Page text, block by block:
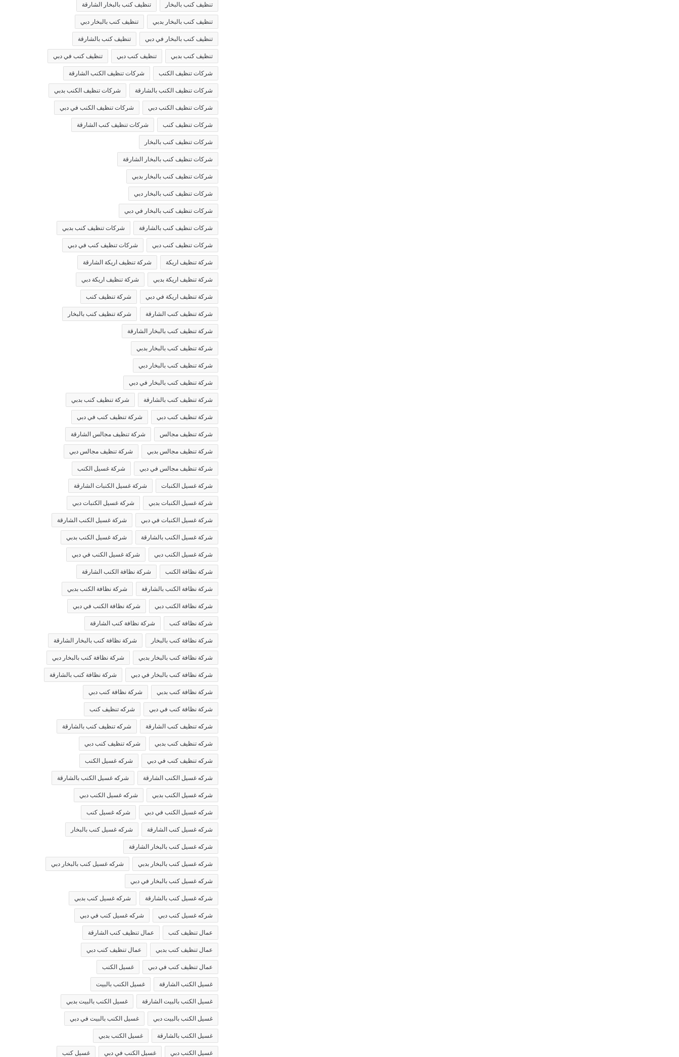
تنظيف كنب بالبخار تنظيف كنب بالبخار الشارقة
تنظيف كنب بالبخار بدبي تنظيف كنب بالبخار دبي
تنظيف كنب بالبخار في دبي تنظيف كنب بالشارقة
تنظيف كنب بدبي تنظيف كنب دبي تنظيف كنب في دبي
شركات تنظيف الكنب شركات تنظيف الكنب الشارقة
شركات تنظيف الكنب بالشارقة شركات تنظيف الكنب بدبي
شركات تنظيف الكنب دبي شركات تنظيف الكنب في دبي
شركات تنظيف كنب شركات تنظيف كنب الشارقة
شركات تنظيف كنب بالبخار
شركات تنظيف كنب بالبخار الشارقة
شركات تنظيف كنب بالبخار بدبي
شركات تنظيف كنب بالبخار دبي
شركات تنظيف كنب بالبخار في دبي
شركات تنظيف كنب بالشارقة شركات تنظيف كنب بدبي
شركات تنظيف كنب دبي شركات تنظيف كنب في دبي
شركة تنظيف اريكة شركة تنظيف اريكة الشارقة
شركة تنظيف اريكة بدبي شركة تنظيف اريكة دبي
شركة تنظيف اريكة في دبي شركة تنظيف كنب
شركة تنظيف كنب الشارقة شركة تنظيف كنب بالبخار
شركة تنظيف كنب بالبخار الشارقة
شركة تنظيف كنب بالبخار بدبي
شركة تنظيف كنب بالبخار دبي
شركة تنظيف كنب بالبخار في دبي
شركة تنظيف كنب بالشارقة شركة تنظيف كنب بدبي
شركة تنظيف كنب دبي شركة تنظيف كنب في دبي
شركة تنظيف مجالس شركة تنظيف مجالس الشارقة
شركة تنظيف مجالس بدبي شركة تنظيف مجالس دبي
شركة تنظيف مجالس في دبي شركة غسيل الكنب
شركة غسيل الكنبات شركة غسيل الكنبات الشارقة
شركة غسيل الكنبات بدبي شركة غسيل الكنبات دبي
شركة غسيل الكنبات في دبي شركة غسيل الكنب الشارقة
شركة غسيل الكنب بالشارقة شركة غسيل الكنب بدبي
شركة غسيل الكنب دبي شركة غسيل الكنب في دبي
شركة نظافة الكنب شركة نظافة الكنب الشارقة
شركة نظافة الكنب بالشارقة شركة نظافة الكنب بدبي
شركة نظافة الكنب دبي شركة نظافة الكنب في دبي
شركة نظافة كنب شركة نظافة كنب الشارقة
شركة نظافة كنب بالبخار شركة نظافة كنب بالبخار الشارقة
شركة نظافة كنب بالبخار بدبي شركة نظافة كنب بالبخار دبي
شركة نظافة كنب بالبخار في دبي شركة نظافة كنب بالشارقة
شركة نظافة كنب بدبي شركة نظافة كنب دبي
شركة نظافة كنب في دبي شركه تنظيف كنب
شركه تنظيف كنب الشارقة شركه تنظيف كنب بالشارقة
شركه تنظيف كنب بدبي شركه تنظيف كنب دبي
شركه تنظيف كنب في دبي شركه غسيل الكنب
شركه غسيل الكنب الشارقة شركه غسيل الكنب بالشارقة
شركه غسيل الكنب بدبي شركه غسيل الكنب دبي
شركه غسيل الكنب في دبي شركه غسيل كنب
شركه غسيل كنب الشارقة شركه غسيل كنب بالبخار
شركه غسيل كنب بالبخار الشارقة
شركه غسيل كنب بالبخار بدبي شركه غسيل كنب بالبخار دبي
شركه غسيل كنب بالبخار في دبي
شركه غسيل كنب بالشارقة شركه غسيل كنب بدبي
شركه غسيل كنب دبي شركه غسيل كنب في دبي
عمال تنظيف كنب عمال تنظيف كنب الشارقة
عمال تنظيف كنب بدبي عمال تنظيف كنب دبي
عمال تنظيف كنب في دبي غسيل الكنب
غسيل الكنب الشارقة غسيل الكنب بالبيت
غسيل الكنب بالبيت الشارقة غسيل الكنب بالبيت بدبي
غسيل الكنب بالبيت دبي غسيل الكنب بالبيت في دبي
غسيل الكنب بالشارقة غسيل الكنب بدبي
غسيل الكنب دبي غسيل الكنب في دبي غسيل كنب